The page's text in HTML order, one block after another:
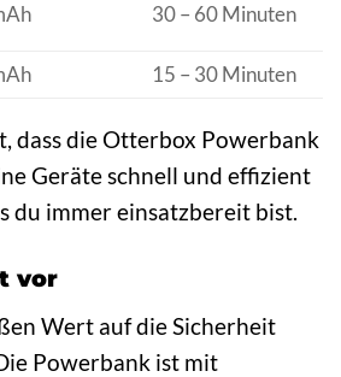
30 – 60 Minuten
15 – 30 Minuten
dass die Otterbox Powerbank
Geräte schnell und effizient
du immer einsatzbereit bist.
vor
Wert auf die Sicherheit
Powerbank ist mit